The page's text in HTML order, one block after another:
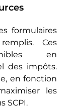
formulaires
Ces
en
des impôts.
en fonction
les
SCPI.